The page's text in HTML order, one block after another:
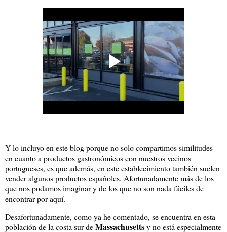
Y lo incluyo en este blog porque no solo compartimos similitudes
en cuanto a productos gastronómicos con nuestros vecinos
portugueses, es que además, en este establecimiento también suelen
vender algunos productos españoles. Afortunadamente más de los
que nos podamos imaginar y de los que no son nada fáciles de
encontrar por aquí.
Desafortunadamente, como ya he comentado, se encuentra en esta
población de la costa sur deMassachusettsy no está especialmente